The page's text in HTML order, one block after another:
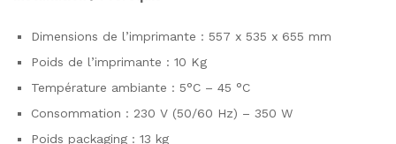
Dimensions de l’imprimante : 557 x 535 x 655 mm
Poids de l’imprimante : 10 Kg
Température ambiante : 5°C – 45 °C
Consommation : 230 V (50/60 Hz) – 350 W
Poids packaging : 13 kg